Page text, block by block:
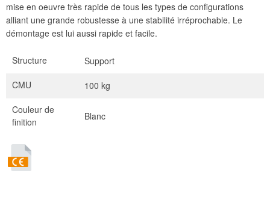
mise en oeuvre très rapide de tous les types de configurations
alliant une grande robustesse à une stabilité irréprochable. Le
démontage est lui aussi rapide et facile.
Structure
Support
CMU
100 kg
Couleur de
finition
Blanc